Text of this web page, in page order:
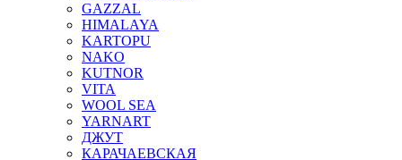
GAZZAL
HIMALAYA
KARTOPU
NAKO
KUTNOR
VITA
WOOL SEA
YARNART
ДЖУТ
КАРАЧАЕВСКАЯ